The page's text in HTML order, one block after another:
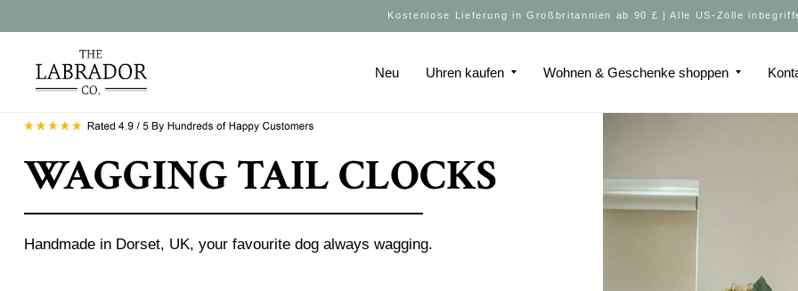
Kostenlose Lieferung in Großbritannien ab 90 £ | Alle US-Zölle
Neu Uhren kaufen Wohnen & Geschenke shoppen
WAGGING TAIL CLOCKS
Handmade in Dorset, UK, your favourite dog always wagging.